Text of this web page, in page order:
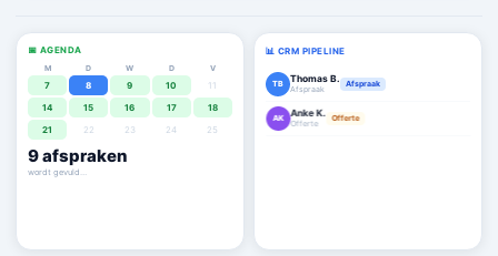
📅 AGENDA
M D W D V
7 8 9 10
11
14
15 16 17
18
21
22 23 24 25
9afspraken
agenda staat vol ✓
📊 CRM PIPELINE
TB Thomas B.
Afspraak
Afspraak
AK Anke K.
Offerte
Offerte